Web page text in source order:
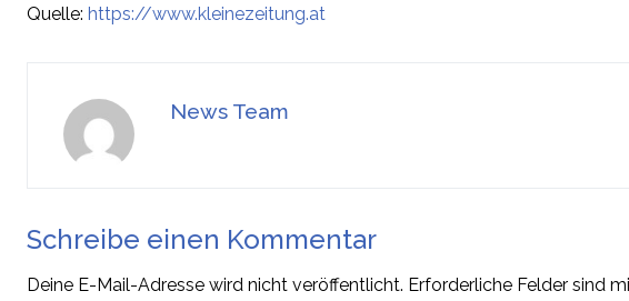
Quelle: https://www.kleinezeitung.at
News Team
Schreibe einen Kommentar
Deine E-Mail-Adresse wird nicht veröffentlicht. Erforderliche Felder sind